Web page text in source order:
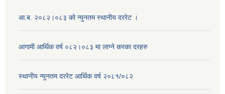
आ.ब. २०८२।०८३ को न्युनतम स्थानीय दररेट ।
आगामी आर्थिक वर्ष ०८२।०८३ मा लाग्ने करका दरहरु
स्थानीय न्यूनतम दररेट आर्थिक वर्ष २०८१/०८२